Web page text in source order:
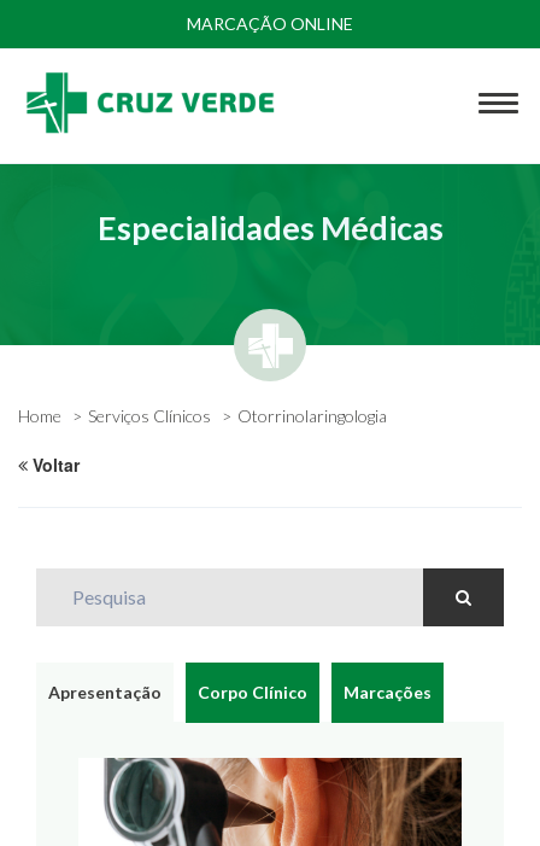
MARCAÇÃO ONLINE
Especialidades Médicas
Home Serviços Clínicos Otorrinolaringologia
Voltar
Apresentação Corpo Clínico Marcações